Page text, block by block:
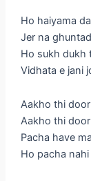
Ho haiyama
Jer na
Ho sukh dukh
Vidhata e jani
Aakho thi
Aakho thi
Pacha have
Ho pacha